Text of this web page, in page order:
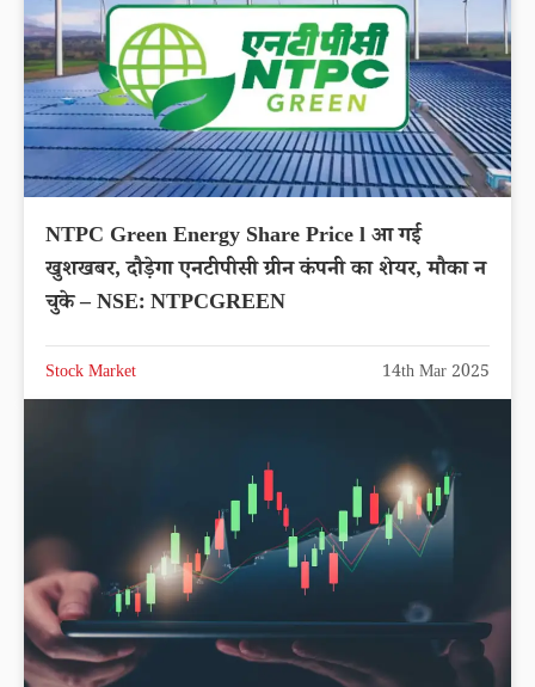
NTPC Green Energy Share Price l आ गई
खुशखबर, दौड़ेगा एनटीपीसी ग्रीन कंपनी का शेयर, मौका न
चुके – NSE: NTPCGREEN
Stock Market 14th Mar 2025